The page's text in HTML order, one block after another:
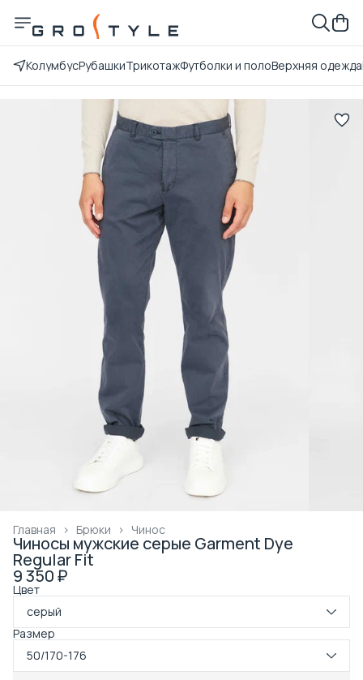
КолумбусРубашкиТрикотажФутболки и полоВерхняя одежда
Чинос
Брюки ›
Главная ›
Чиносы мужские серые Garment Dye
Regular Fit
9 350 ₽
Цвет
серый
Размер
50/170-176